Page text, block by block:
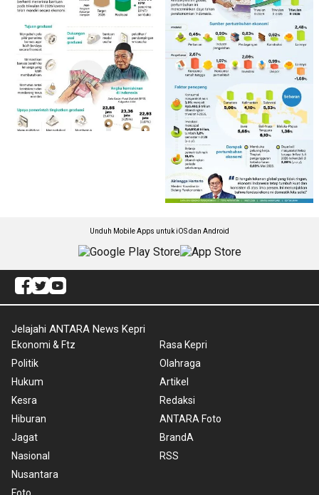
Unduh Mobile Apps untuk iOS dan Android
Jelajahi ANTARA News Kepri
Ekonomi & Ftz
Politik
Hukum
Kesra
Hiburan
Jagat
Nasional
Nusantara
Rasa Kepri
Olahraga
Artikel
Redaksi
ANTARA Foto
BrandA
RSS